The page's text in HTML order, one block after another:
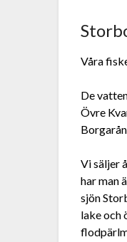
Våra
De
Övre
Vi säljer
har man
sjön
lake och